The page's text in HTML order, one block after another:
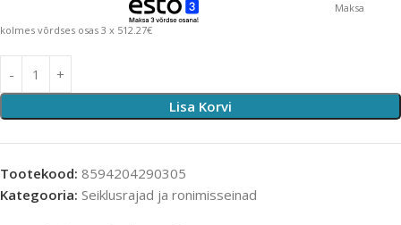
Maksa
kolmes võrdses osas 3 x 512.27€
Lisa Korvi
Tootekood: 8594204290305
Kategooria: Seiklusrajad ja ronimisseinad